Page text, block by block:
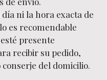
ni la hora exacta de
es recomendable
presente
recibir su pedido,
del domicilio.